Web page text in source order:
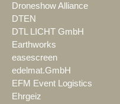
Droneshow Alliance
DTEN
DTL LICHT GmbH
Earthworks
easescreen
edelmat.GmbH
EFM Event Logistics
Ehrgeiz